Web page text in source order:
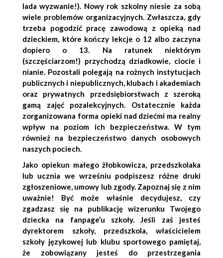
lada wyzwanie!). Nowy rok szkolny niesie za sobą
wiele problemów organizacyjnych. Zwłaszcza, gdy
trzeba pogodzić pracę zawodową z opieką nad
dzieckiem, które kończy lekcje o 12 albo zaczyna
dopiero o 13. Na ratunek niektórym
(szczęściarzom!) przychodzą dziadkowie, ciocie i
nianie. Pozostali polegają na rożnych instytucjach
publicznych i niepublicznych, klubach i akademiach
oraz prywatnych przedsiębiorstwach z szeroką
gamą zajęć pozalekcyjnych. Ostatecznie każda
zorganizowana forma opieki nad dziećmi ma realny
wpływ na poziom ich bezpieczeństwa. W tym
również na bezpieczeństwo danych osobowych
naszych pociech.
Jako opiekun małego żłobkowicza, przedszkolaka
lub ucznia we wrześniu podpiszesz różne druki
zgłoszeniowe, umowy lub zgody. Zapoznaj się z nim
uważnie! Być może właśnie decydujesz, czy
zgadzasz się na publikację wizerunku Twojego
dziecka na fanpage’u szkoły. Jeśli zaś jesteś
dyrektorem szkoły, przedszkola, właścicielem
szkoły językowej lub klubu sportowego pamiętaj,
że zobowiązany jesteś do przestrzegania